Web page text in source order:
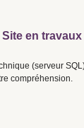
Site en travaux
(serveur
compréhension.